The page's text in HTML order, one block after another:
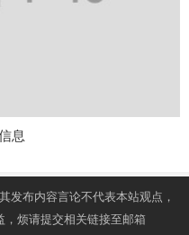
息
发布内容言论不代表本站观点，
烦请提交相关链接至邮箱